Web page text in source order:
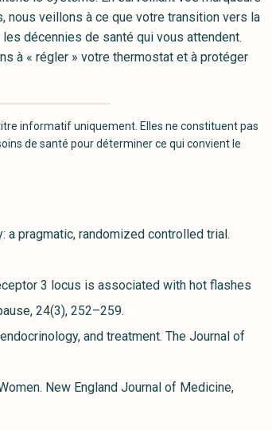
nous veillons à ce que votre transition vers la
décennies de santé qui vous attendent.
à « régler » votre thermostat et à protéger
informatif uniquement. Elles ne constituent pas
de santé pour déterminer ce qui convient le
a pragmatic, randomized controlled trial.
3 locus is associated with hot flashes
24(3), 252–259.
and treatment. The Journal of
New England Journal of Medicine,